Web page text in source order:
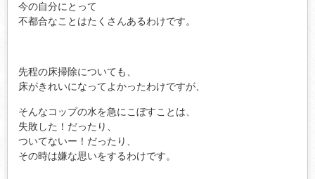
今の自分にとって
不都合なことはたくさんあるわけです。
先程の床掃除についても、
床がきれいになってよかったわけですが、
そんなコップの水を急にこぼすことは、
失敗した！だったり、
ついてないー！だったり、
その時は嫌な思いをするわけです。